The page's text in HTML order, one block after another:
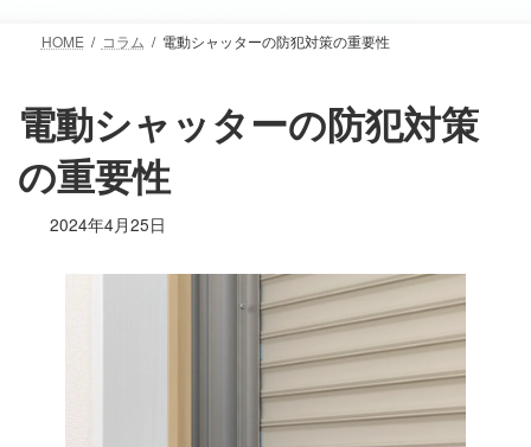
HOME コラム 電動シャッターの防犯対策の重要性
電動シャッターの防犯対策
の重要性
2024年4月25日